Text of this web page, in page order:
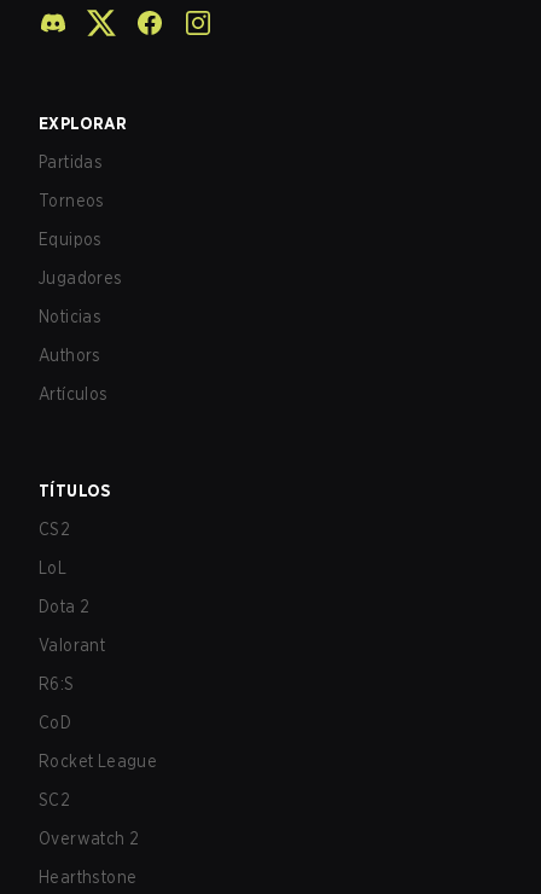
EXPLORAR
Partidas
Torneos
Equipos
Jugadores
Noticias
Authors
Artículos
TÍTULOS
CS2
LoL
Dota 2
Valorant
R6:S
CoD
Rocket League
SC2
Overwatch 2
Hearthstone